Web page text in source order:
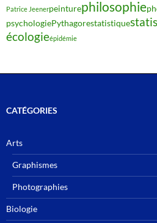
Patrice Jeenerpeinturephilosophie
psychologiePythagorestatistique
écologieépidémie
CATÉGORIES
Arts
Graphismes
Photographies
Biologie